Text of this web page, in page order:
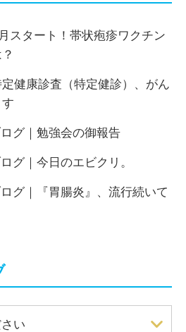
スタート！帯状疱疹ワクチン
健康診査（特定健診）、がん
グ｜勉強会の御報告
グ｜今日のエビクリ。
グ｜『胃腸炎』、流行続いて
い